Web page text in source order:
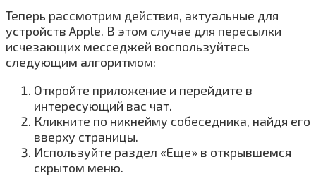
Теперь рассмотрим действия, актуальные для
устройств Apple. В этом случае для пересылки
исчезающих месседжей воспользуйтесь
следующим алгоритмом:
Откройте приложение и перейдите в
интересующий вас чат.
Кликните по никнейму собеседника, найдя его
вверху страницы.
Используйте раздел «Еще» в открывшемся
скрытом меню.